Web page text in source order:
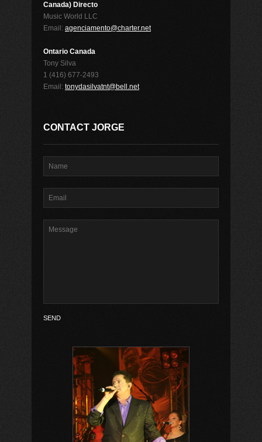
Canada) Directo
Music World LLC
Email: agenciamento@charter.net
Ontario Canada
Tony Silva
1 (416) 677-2493
Email: tonydasilvatnt@bell.net
CONTACT JORGE